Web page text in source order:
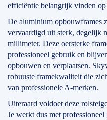
efficiëntie belangrijk vinden
De aluminium opbouwframes
vervaardigd uit sterk, degelijk
millimeter. Deze oersterke
professioneel gebruik en
opbouwen en verplaatsen.
robuuste framekwaliteit die
van professionele A-merken.
Uiteraard voldoet deze
Je werkt dus met